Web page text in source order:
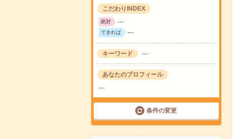
こだわりINDEX
絶対 ---
できれば ---
キーワード ---
あなたのプロフィール
---
条件の変更